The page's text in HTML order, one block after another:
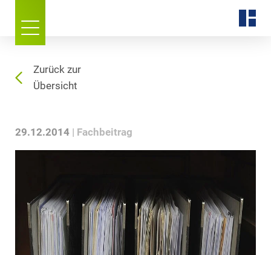
Zurück zur
Übersicht
29.12.2014 Fachbeitrag